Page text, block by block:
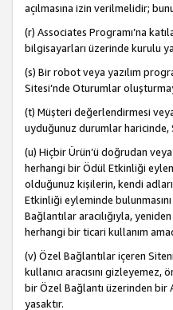
açılmasına izin verilmelidir;
(r) Associates Programı’na
bilgisayarları üzerinde kurulu
(s) Bir robot veya yazılım
Sitesi’nde Oturumlar
(t) Müşteri değerlendirmesi veya
uyduğunuz durumlar haricinde,
(u) Hiçbir Ürün’ü doğrudan
herhangi bir Ödül Etkinliği
olduğunuz kişilerin, kendi
Etkinliği eyleminde
Bağlantılar aracılığıyla,
herhangi bir ticari kullanım
(v) Özel Bağlantılar içeren
kullanıcı aracısını
bir Özel Bağlantı üzerinden bir
yasaktır.